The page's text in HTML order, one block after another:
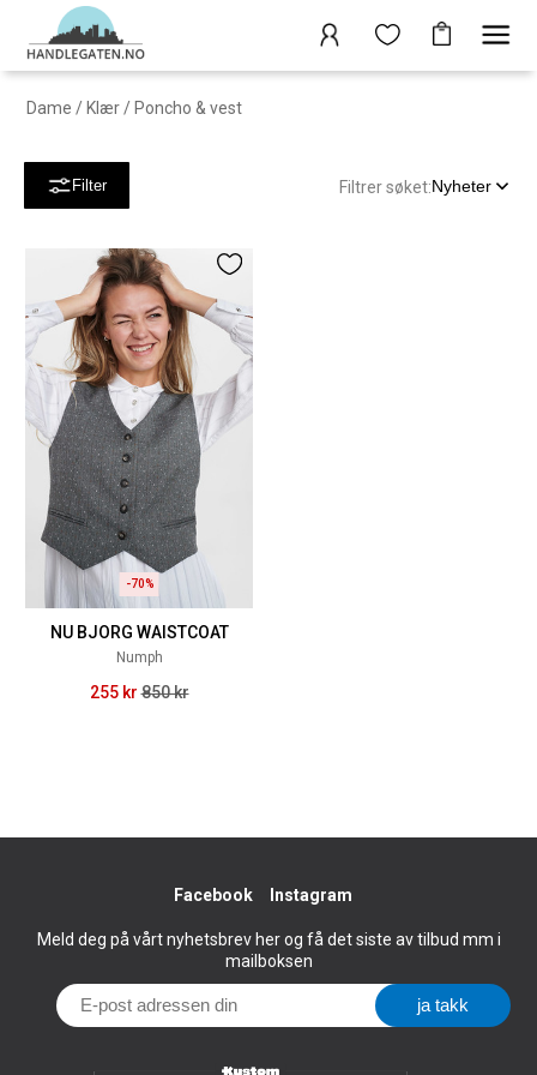
Dame / Klær / Poncho & vest
Filter Filtrer søket:Nyheter
-70%
NU BJORG WAISTCOAT
Numph
255 kr 850 kr
Facebook Instagram
Meld deg på vårt nyhetsbrev her og få det siste av tilbud mm i
mailboksen